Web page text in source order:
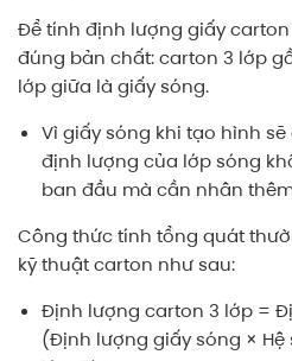
Để tính định lượng giấy
đúng bản chất: carton 3 lớp
lớp giữa là giấy sóng.
Vì giấy sóng khi tạo hình
định lượng của lớp sóng
ban đầu mà cần nhân
Công thức tính tổng quát
kỹ thuật carton như sau:
Định lượng carton 3 lớp =
(Định lượng giấy sóng ×